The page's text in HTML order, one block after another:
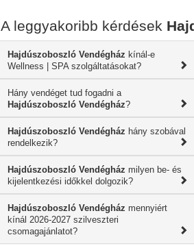
A leggyakoribb kérdések
Hajdúszoboszló Vendégház kínál-e
Wellness | SPA szolgáltatásokat?
Hány vendéget tud fogadni a
Hajdúszoboszló Vendégház?
Hajdúszoboszló Vendégház hány szobával
rendelkezik?
Hajdúszoboszló Vendégház milyen be- és
kijelentkezési időkkel dolgozik?
Hajdúszoboszló Vendégház mennyiért
kínál 2026-2027 szilveszteri
csomagajánlatot?